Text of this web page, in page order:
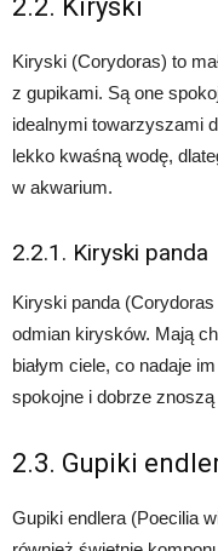
2.2. Kiryski
Kiryski (Corydoras) to
z gupikami. Są one
idealnymi towarzyszami
lekko kwaśną wodę,
w akwarium.
2.2.1. Kiryski panda
Kiryski panda
odmian kirysków. Mają
białym ciele, co nadaje
spokojne i dobrze
2.3. Gupiki
Gupiki endlera (Poecilia